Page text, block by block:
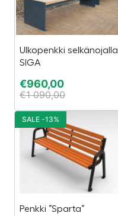
Ulkopenkki selkänojalla
SIGA
€960,00
€1 090,00
Penkki ”Sparta”
SALE -13%